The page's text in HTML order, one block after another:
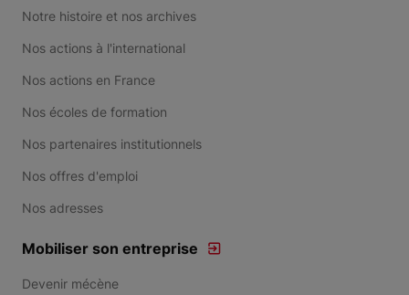
Notre histoire et nos archives
Nos actions à l'international
Nos actions en France
Nos écoles de formation
Nos partenaires institutionnels
Nos offres d'emploi
Nos adresses
Mobiliser son entreprise
Devenir mécène